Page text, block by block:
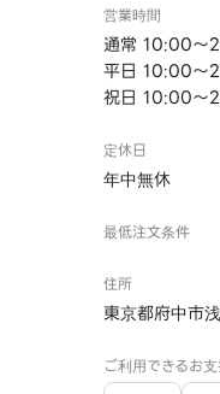
営業時間
通常 10:00～
平日 10:00～
祝日 10:00～
定休日
年中無休
最低注文条件
住所
東京都府中市
ご利用できるお